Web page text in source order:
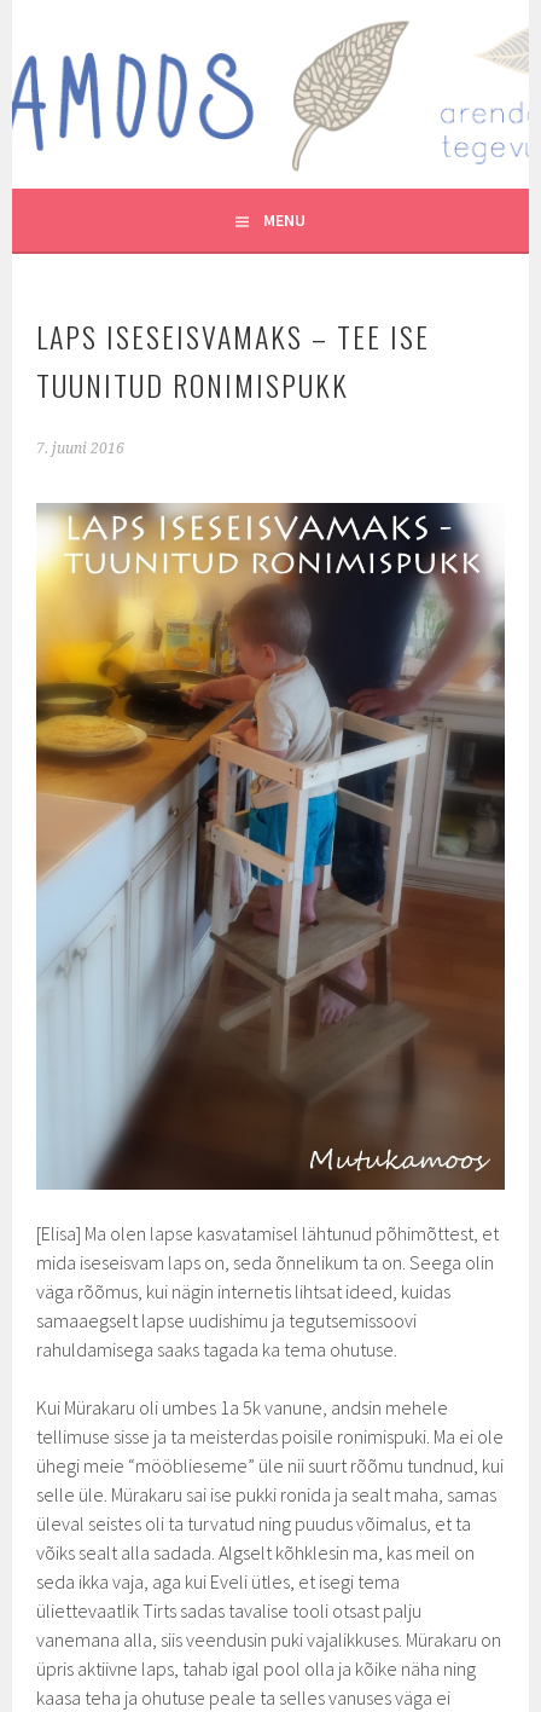
content
MUTUKAMOOS
ARENDAVAID TEGEVUSI LASTEGA
MENU
LAPS ISESEISVAMAKS – TEE ISE
TUUNITUD RONIMISPUKK
7. juuni 2016
[Elisa] Ma olen lapse kasvatamisel lähtunud põhimõttest, et
mida iseseisvam laps on, seda õnnelikum ta on. Seega olin
väga rõõmus, kui nägin internetis lihtsat ideed, kuidas
samaaegselt lapse uudishimu ja tegutsemissoovi
rahuldamisega saaks tagada ka tema ohutuse.
Kui Mürakaru oli umbes 1a 5k vanune, andsin mehele
tellimuse sisse ja ta meisterdas poisile ronimispuki. Ma ei ole
ühegi meie “mööblieseme” üle nii suurt rõõmu tundnud, kui
selle üle. Mürakaru sai ise pukki ronida ja sealt maha, samas
üleval seistes oli ta turvatud ning puudus võimalus, et ta
võiks sealt alla sadada. Algselt kõhklesin ma, kas meil on
seda ikka vaja, aga kui Eveli ütles, et isegi tema
üliettevaatlik Tirts sadas tavalise tooli otsast palju
vanemana alla, siis veendusin puki vajalikkuses. Mürakaru on
üpris aktiivne laps, tahab igal pool olla ja kõike näha ning
kaasa teha ja ohutuse peale ta selles vanuses väga ei